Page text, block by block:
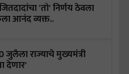
'तो' निर्णय ठेवला
आनंद व्यक्त..
जुलैला राज्याचे मुख्यमंत्री
देणार'